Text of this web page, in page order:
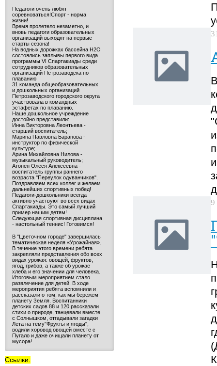
Педагоги очень любят
соревноваться!Спорт - норма
жизни!
Время пролетело незаметно, и
вновь педагоги образовательных
организаций выходят на первые
старты сезона!
На водных дорожках бассейна H2O
состоялись заплывы первого вида
программы VI Спартакиады среди
сотрудников образовательных
организаций Петрозаводска по
плаванию
31 команда общеобразовательных
и дошкольных организаций
Петрозаводского городского округа
участвовала в командных
эстафетах по плаванию.
Наше дошкольное учреждение
достойно представили:
Инна Викторовна Леонтьева -
старший воспитатель;
Марина Павловна Баранова -
инструктор по физической
культуре;
Арина Михайловна Нилова -
музыкальный руководитель;
Атонен Олеся Алексеевна -
воспитатель группы раннего
возраста "Переулок одуванчиков".
Поздравляем всех коллег и желаем
дальнейших спортивных побед!
Педагоги-дошкольники всегда
активно участвуют во всех видах
Спартакиады. Это самый лучший
пример нашим детям!
Следующая спортивная дисциплина
- настольный теннис! Готовимся!
В "Цветочном городе" завершилась
тематическая неделя «Урожайная».
В течение этого времени ребята
закрепляли представления обо всех
видах урожая: овощей, фруктов,
ягод, грибов, а также об урожае
хлеба и его значении для человека.
Итоговым мероприятием стало
развлечение для детей. В ходе
мероприятия ребята вспомнили и
рассказали о том, как мы бережем
планету Земля. Воспитанники
детских садов 88 и 120 рассказали
стихи о природе, танцевали вместе
с Солнышком, отгадывали загадки
Лета на тему"Фрукты и ягоды",
водили хоровод овощей вместе с
Пугало и даже очищали планету от
мусора!
Ссылки:
9